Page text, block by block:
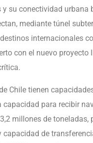
su conectividad urbana
mediante túnel
internacionales
con el nuevo proyecto
Chile tienen
para recibir
millones de
de